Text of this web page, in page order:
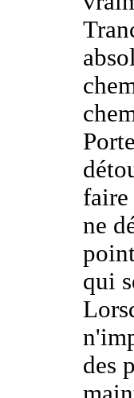
faire
ne
qui
des